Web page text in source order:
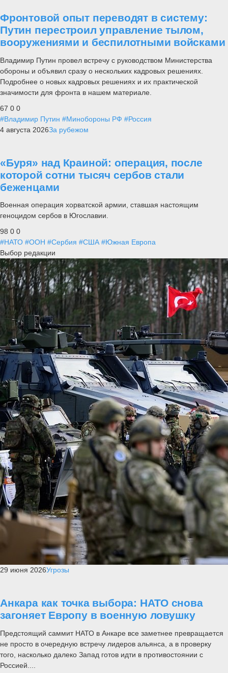
Фронтовой опыт переводят в систему:
Путин перестроил управление тылом,
вооружениями и беспилотными войсками
Владимир Путин провел встречу с руководством Министерства
обороны и объявил сразу о нескольких кадровых решениях.
Подробнее о новых кадровых решениях и их практической
значимости для фронта в нашем материале.
67 0 0
#Владимир Путин #Минобороны РФ #Россия
4 августа 2026За рубежом
«Буря» над Краиной: операция, после
которой сотни тысяч сербов стали
беженцами
Военная операция хорватской армии, ставшая настоящим
геноцидом сербов в Югославии.
98 0 0
#НАТО #ООН #Сербия #США #Южная Европа
Выбор редакции
29 июня 2026Угрозы
Анкара как точка выбора: НАТО снова
загоняет Европу в военную ловушку
Предстоящий саммит НАТО в Анкаре все заметнее превращается
не просто в очередную встречу лидеров альянса, а в проверку
того, насколько далеко Запад готов идти в противостоянии с
Россией....